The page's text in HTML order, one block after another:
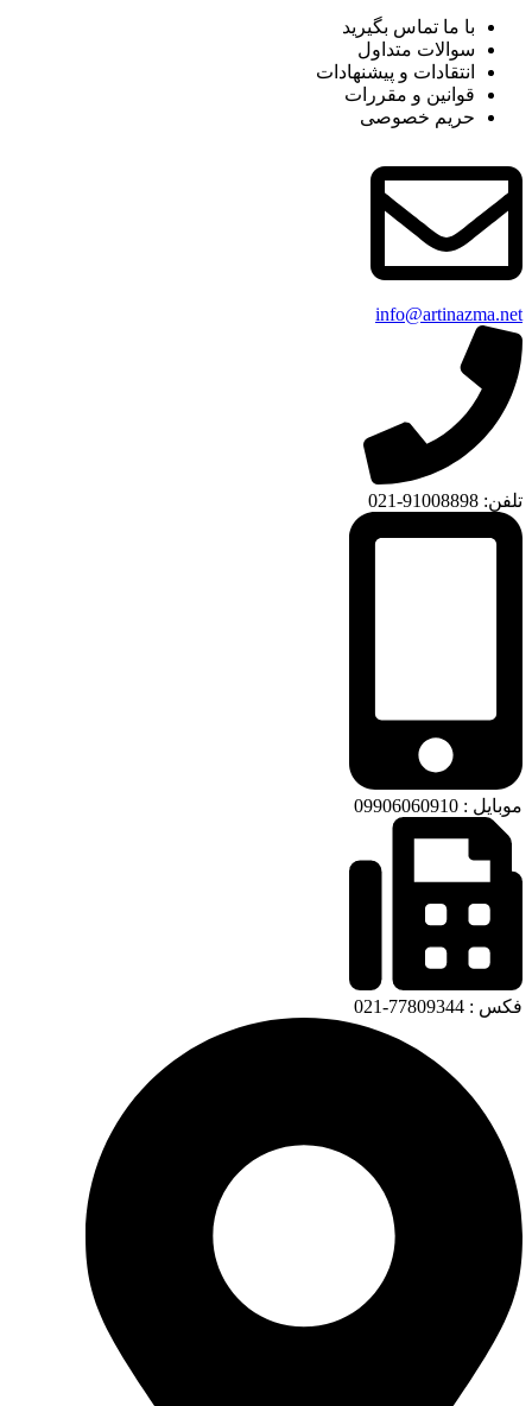
با ما تماس بگیرید
سوالات متداول
انتقادات و پیشنهادات
قوانین و مقررات
حریم خصوصی
info@artinazma.net
تلفن: 91008898-021
موبایل : 09906060910
فکس : 77809344-021